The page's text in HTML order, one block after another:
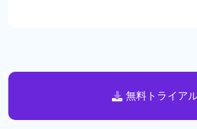
無料トライア